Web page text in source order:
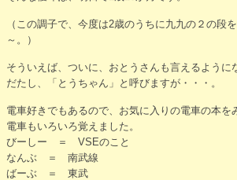
（この調子で、今度は2歳のうちに九九の２の段
～。）
そういえば、ついに、おとうさんも言えるように
だたし、「とうちゃん」と呼びますが・・・。
電車好きでもあるので、お気に入りの電車の本を
電車もいろいろ覚えました。
びーしー ＝ VSEのこと
なんぶ ＝ 南武線
ばーぶ ＝ 東武